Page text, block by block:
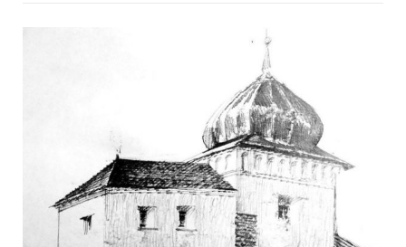
b
o
o
a
g
r